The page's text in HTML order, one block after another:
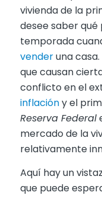
vivienda de la
desee saber
temporada
venderuna casa.
que causan
conflicto en el
inflacióny el
Reserva Federal
mercado de la
relativamente
Aquí hay un
que puede